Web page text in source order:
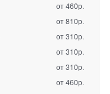
от 460р.
от 810р.
от 310р.
от 310р.
от 310р.
от 460р.